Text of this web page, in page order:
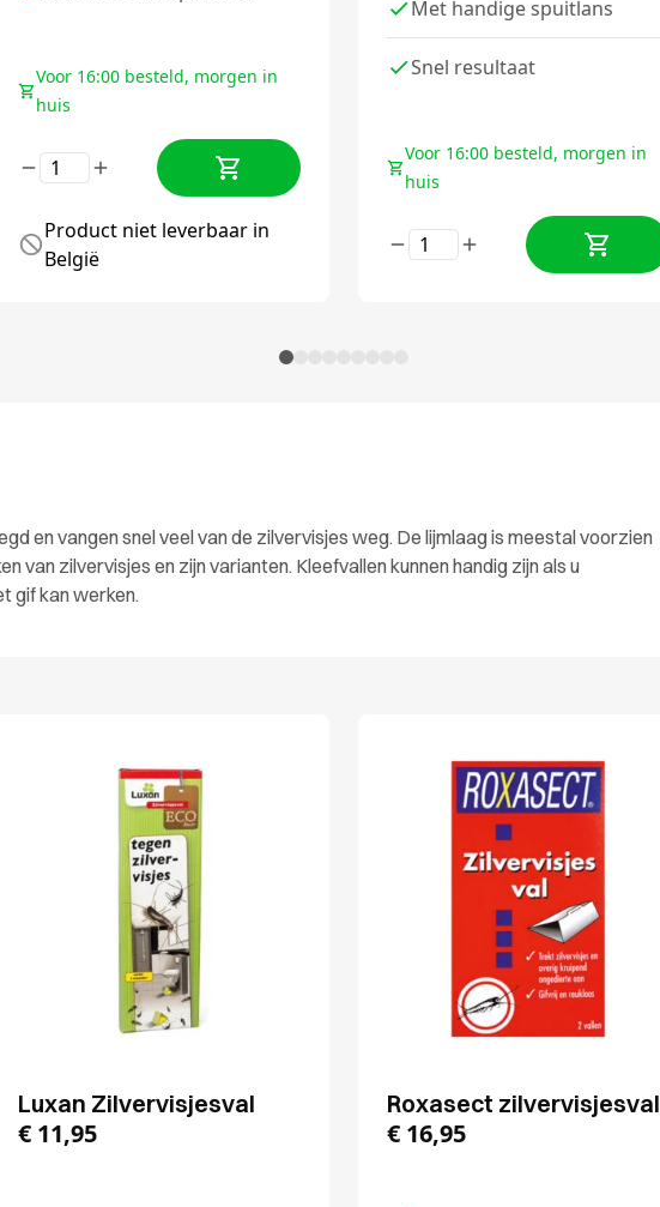
Voor 16:00 besteld, morgen in
huis
Product niet leverbaar in
België
Met handige spuitlans
Snel resultaat
Voor 16:00 besteld, morgen in
huis
en vangen snel veel van de zilvervisjes weg. De lijmlaag is meestal voorzien
van zilvervisjes en zijn varianten. Kleefvallen kunnen handig zijn als u
gif kan werken.
Luxan Zilvervisjesval
€ 11,95
Roxasect zilvervisjesval
€ 16,95